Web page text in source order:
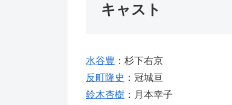
キャスト
水谷豊 ：杉下右京
反町隆史 ：冠城亘
鈴木杏樹 ：月本幸子